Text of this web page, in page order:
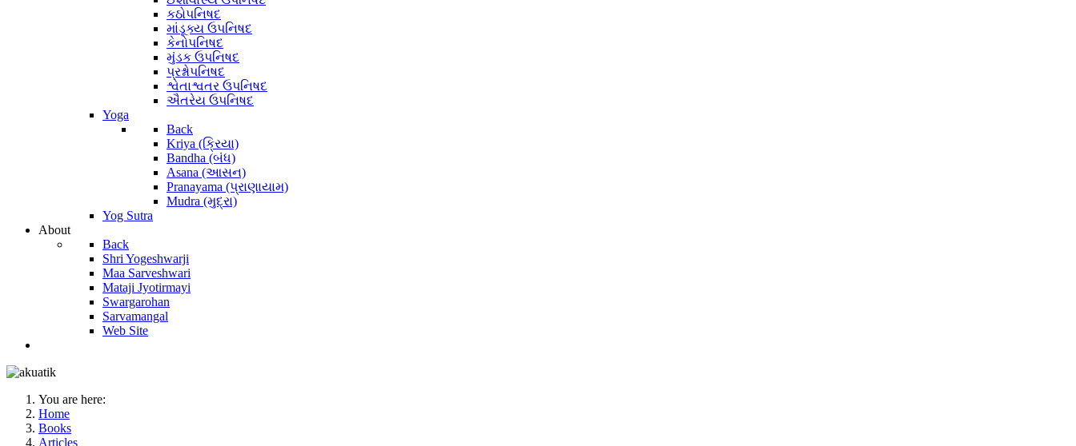
કઠોપનિષદ
માંડૂક્ય ઉપનિષદ
કેનોપનિષદ
મુંડક ઉપનિષદ
પ્રશ્નોપનિષદ
શ્વેતાશ્વતર ઉપનિષદ
ઐતરેય ઉપનિષદ
Yoga
Back
Kriya (ક્રિયા)
Bandha (બંધ)
Asana (આસન)
Pranayama (પ્રાણાયામ)
Mudra (મુદ્રા)
Yog Sutra
About
Back
Shri Yogeshwarji
Maa Sarveshwari
Mataji Jyotirmayi
Swargarohan
Sarvamangal
Web Site
You are here:
Home
Books
Articles